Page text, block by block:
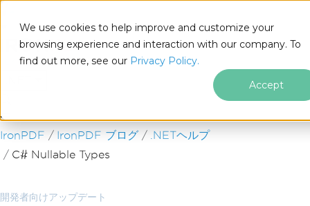
We use cookies to help improve and customize your
browsing experience and interaction with our company. To
find out more, see our Privacy Policy.
Accept
フッターコンテンツにスキップ
IronPDF IronPDF ブログ
.NETヘルプ
C# Nullable Types
開発者向けアップデート